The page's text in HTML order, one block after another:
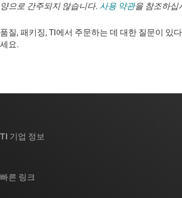
양으로 간주되지 않습니다. 사용 약관을 참조하십
품질, 패키징, TI에서 주문하는 데 대한 질문이 있
세요. ​​​​​​​​​​​​​​
TI 기업 정보
빠른 링크